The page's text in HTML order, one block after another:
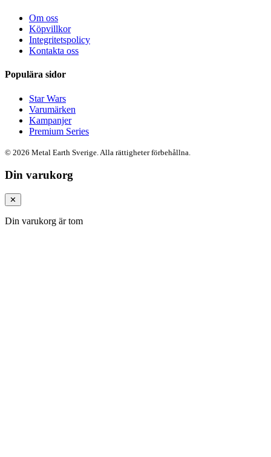
Om oss
Köpvillkor
Integritetspolicy
Kontakta oss
Populära sidor
Star Wars
Varumärken
Kampanjer
Premium Series
© 2026 Metal Earth Sverige. Alla rättigheter förbehållna.
Din varukorg
✕
Din varukorg är tom